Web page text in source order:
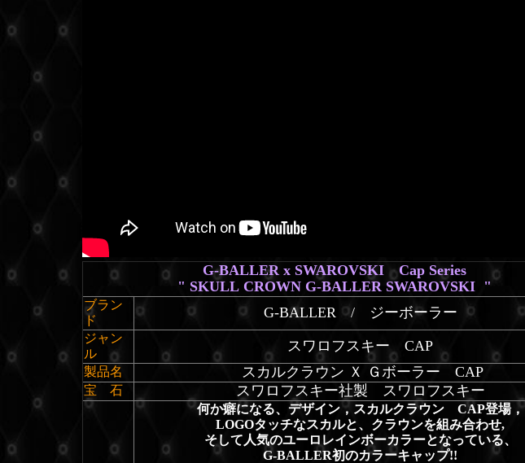
G-BALLER x SWAROVSKI Cap Series
" SKULL CROWN G-BALLER SWAROVSKI "
ブラン
ド
G-BALLER / ジーボーラー
ジャン
ル
スワロフスキー CAP
製品名 スカルクラウン Ｘ Ｇボーラー CAP
宝 石 スワロフスキー社製 スワロフスキー
何か癖になる、デザイン，スカルクラウン CAP登場，
LOGOタッチなスカルと、クラウンを組み合わせ,
そして人気のユーロレインボーカラーとなっている、
G-BALLER初のカラーキャップ!!